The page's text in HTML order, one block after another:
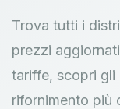
Trova tutti i
prezzi
tariffe, scopri gli
rifornimento più